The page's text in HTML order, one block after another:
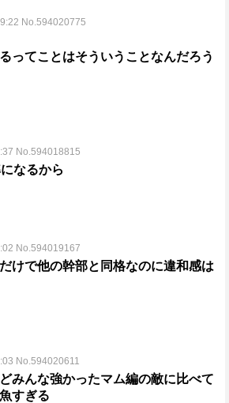
No.594020775
ってことはそういうことなんだろう
No.594018815
なるから
No.594019167
けで他の幹部と同格なのに違和感は
No.594020611
みんな強かったマム編の敵に比べて
すぎる